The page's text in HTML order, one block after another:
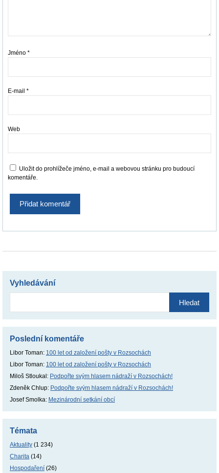
Jméno *
E-mail *
Web
Uložit do prohlížeče jméno, e-mail a webovou stránku pro budoucí
komentáře.
Vyhledávání
Poslední komentáře
Libor Toman: 100 let od založení pošty v Rozsochách
Libor Toman: 100 let od založení pošty v Rozsochách
Miloš Stloukal : Podpořte svým hlasem nádraží v Rozsochách!
Zdeněk Chlup: Podpořte svým hlasem nádraží v Rozsochách!
Josef Smolka: Mezinárodní setkání obcí
Témata
Aktuality (1 234)
Charita (14)
Hospodaření (26)